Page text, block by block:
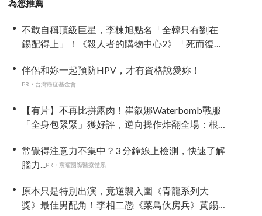
為您推薦
不敢自稱頂級巨星，李棟旭點名「全韓只有劉在
錫配得上」！《殺人者的購物中心2》「死而復
伴侶和妳一起預防HPV，才有資格說愛妳！
PR・台灣癌症基金會
【有片】不再比拼露肉！崔叡娜Waterbomb戰服
「全身包緊緊」獲好評，逆向操作炸翻全場：根
常覺得注意力不集中？3 分鐘線上檢測，快速了解
腦力...PR・宸曜國際醫療體系
原本只是特別出演，竟逆襲入圍《青龍系列大
獎》最佳男配角！李相二憑《菜鳥伙房兵》黃錫